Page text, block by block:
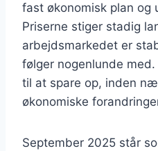
fast økonomisk plan og
Priserne stiger stadig
arbejdsmarkedet er
følger nogenlunde
til at spare op, inden
økonomiske
September 2025 står